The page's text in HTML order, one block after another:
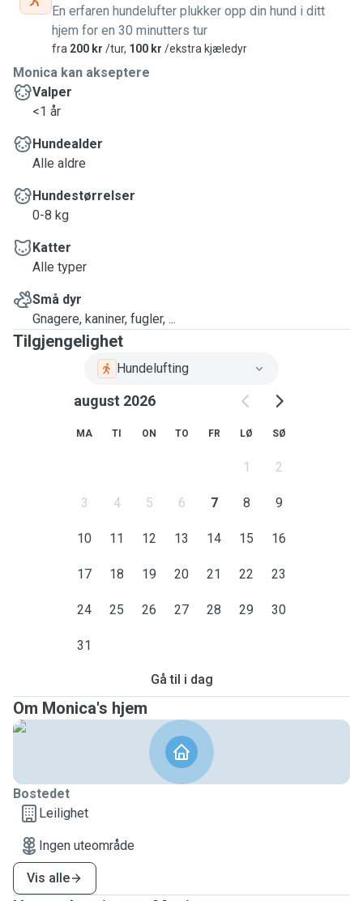
En erfaren hundelufter plukker opp din hund i ditt
hjem for en 30 minutters tur
fra 200 kr /tur, 100 kr /ekstra kjæledyr
Monica kan akseptere
Valper
<1 år
Hundealder
Alle aldre
Hundestørrelser
0-8 kg
Katter
Alle typer
Små dyr
Gnagere, kaniner, fugler, ...
Tilgjengelighet
Hundelufting
august 2026
MA TI ON TO FR LØ SØ
1 2
3 4 5 6 7 8 9
10 11 12 13 14 15 16
17 18 19 20 21 22 23
24 25 26 27 28 29 30
31
Gå til i dag
Om Monica's hjem
Bostedet
Leilighet
Ingen uteområde
Vis alle